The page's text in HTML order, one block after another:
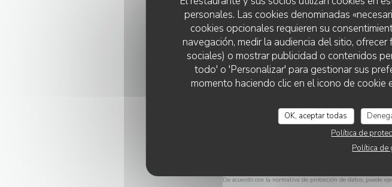
personales. Las cookies denominadas
cookies opcionales requieren su
navegación, medir la audiencia del sitio,
sociales) o mostrar publicidad o contenidos
todo' o 'Personalizar' para gestionar sus
momento haciendo clic en el icono de
OK, aceptar todas
Política de
Política de
De acuerdo con la normativa de protección de datos, puede